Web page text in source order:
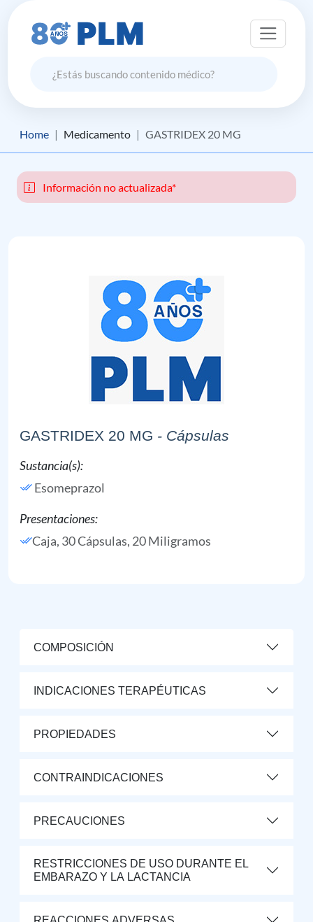
Home Medicamento GASTRIDEX 20 MG
Información no actualizada*
GASTRIDEX 20 MG - Cápsulas
Sustancia(s):
Esomeprazol
Presentaciones:
Caja, 30 Cápsulas, 20 Miligramos
COMPOSICIÓN
INDICACIONES TERAPÉUTICAS
PROPIEDADES
CONTRAINDICACIONES
PRECAUCIONES
RESTRICCIONES DE USO DURANTE EL
EMBARAZO Y LA LACTANCIA